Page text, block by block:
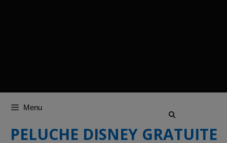
Menu
PELUCHE DISNEY GRATUITE